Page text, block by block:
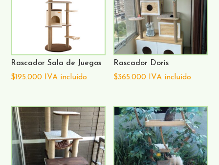
Rascador Sala de Juegos
$195.000 IVA incluido
Rascador Doris
$365.000 IVA incluido